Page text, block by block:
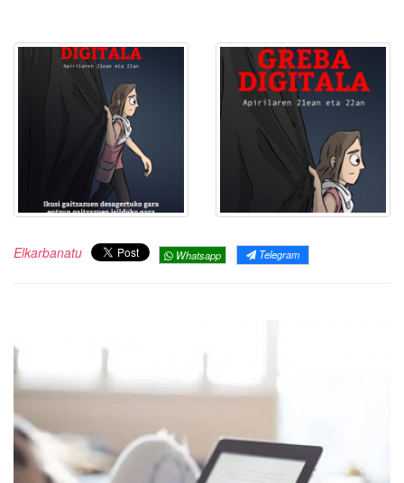
Elkarbanatu Whatsapp Telegram